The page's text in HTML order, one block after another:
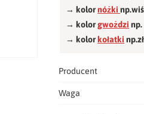
→ kolornóżki
→ kolorgwożdzi
→ kolorkołatki
Producent
Waga